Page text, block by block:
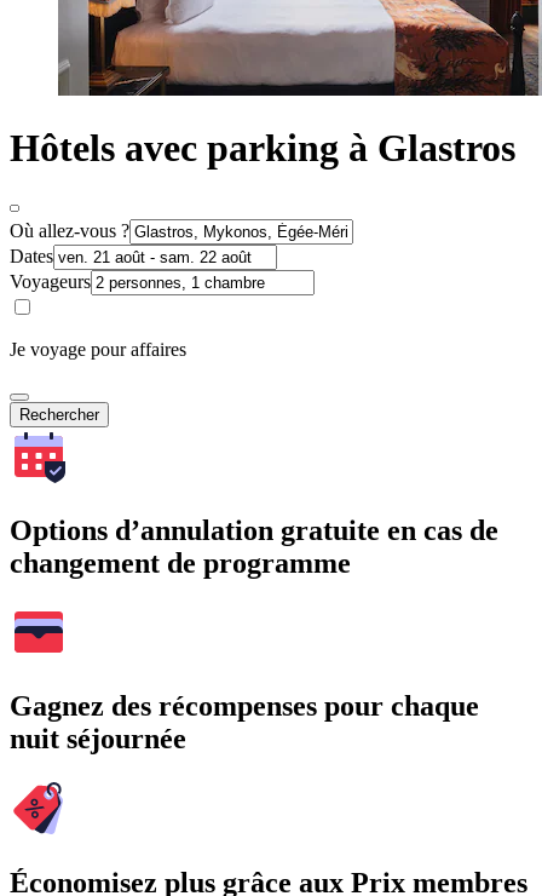
Hôtels avec parking à Glastros
Où allez-vous ?
Dates
Voyageurs
Je voyage pour affaires
Rechercher
Options d’annulation gratuite en cas de
changement de programme
Gagnez des récompenses pour chaque
nuit séjournée
Économisez plus grâce aux Prix membres